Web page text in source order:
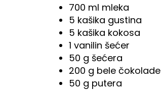
700 ml mleka
5 kašika gustina
5 kašika kokosa
1 vanilin šećer
50 g šećera
200 g bele čokolade
50 g putera